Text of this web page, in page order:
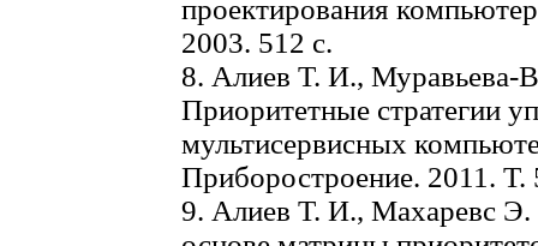
проектирования
2003. 512 с.
8. Алиев Т. И., Муравьева-
Приоритетные стратегии
мультисервисных
Приборостроение. 2011.
9. Алиев Т. И., Махаревс